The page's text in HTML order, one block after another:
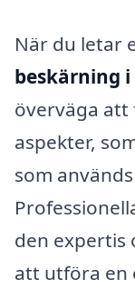
När du letar
beskärning
överväga att
aspekter,
som
den expertis
att utföra en